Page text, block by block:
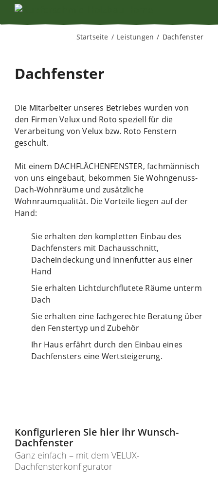
Startseite Leistungen Dachfenster
Dachfenster
Die Mitarbeiter unseres Betriebes wurden von
den Firmen Velux und Roto speziell für die
Verarbeitung von Velux bzw. Roto Fenstern
geschult.
Mit einem DACHFLÄCHENFENSTER, fachmännisch
von uns eingebaut, bekommen Sie Wohngenuss-
Dach-Wohnräume und zusätzliche
Wohnraumqualität. Die Vorteile liegen auf der
Hand:
Sie erhalten den kompletten Einbau des
Dachfensters mit Dachausschnitt,
Dacheindeckung und Innenfutter aus einer
Hand
Sie erhalten Lichtdurchflutete Räume unterm
Dach
Sie erhalten eine fachgerechte Beratung über
den Fenstertyp und Zubehör
Ihr Haus erfährt durch den Einbau eines
Dachfensters eine Wertsteigerung.
Konfigurieren Sie hier ihr Wunsch-
Dachfenster
Ganz einfach – mit dem VELUX-
Dachfensterkonfigurator